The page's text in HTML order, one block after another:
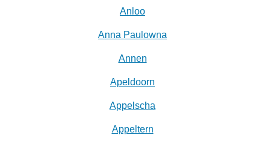
Anloo
Anna Paulowna
Annen
Apeldoorn
Appelscha
Appeltern